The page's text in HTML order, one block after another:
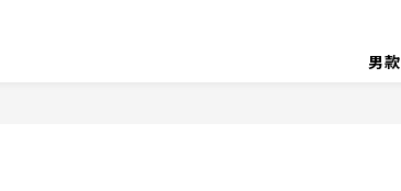
男款